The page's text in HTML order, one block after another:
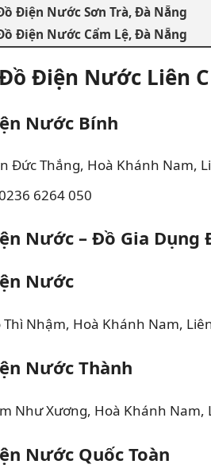
Điện Nước Sơn Trà, Đà Nẵng
Điện Nước Cẩm Lệ, Đà Nẵng
Điện Nước Liên
Nước Bính
Đức Thắng, Hoà Khánh Nam,
6264 050
Nước – Đồ Gia Dụng
Nước
Nhậm, Hoà Khánh Nam,
Nước Thành
Như Xương, Hoà Khánh Nam,
Nước Quốc Toàn